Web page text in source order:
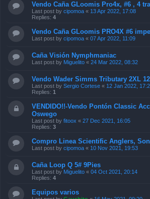
Vendo Caña GLoomis Pro4x, #6 , 4
Last post by cipomoa « 13 Apr 2022, 17:08
Replies: 4
Vendo Caña GLoomis PRO4X #6
Last post by cipomoa « 07 Apr 2022, 11:09
Caña Visión Nymphmaniac
Last post by Miguelito « 24 Mar 2022, 08:32
Vendo Wader Simms Tributary 2XL
Last post by Sergio Cortese « 12 Jan 2022,
Replies: 1
VENDIDO!!-Vendo Pontón Classic
Oswego
Last post by fitoox « 27 Dec 2021, 16:05
Replies: 3
Compro Linea Scientific Anglers,
Last post by cipomoa « 10 Nov 2021, 19:53
Caña Loop Q 5# 9Pies
Last post by Miguelito « 04 Oct 2021, 20:14
Replies: 4
Equipos varios